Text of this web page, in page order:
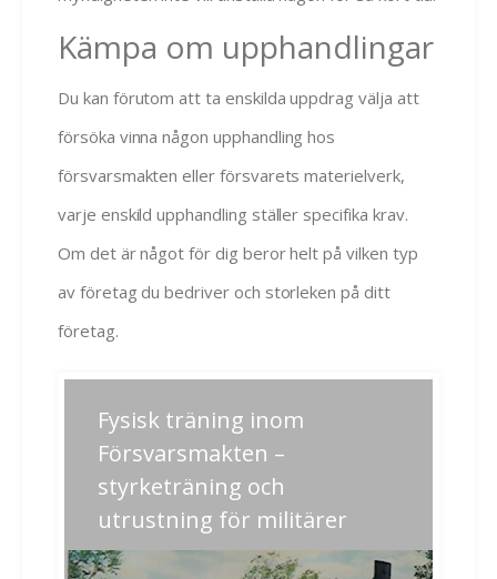
Kämpa om upphandlingar
Du kan förutom att ta enskilda uppdrag välja att
försöka vinna någon upphandling hos
försvarsmakten eller försvarets materielverk,
varje enskild upphandling ställer specifika krav.
Om det är något för dig beror helt på vilken typ
av företag du bedriver och storleken på ditt
företag.
Inläggsnavigering
Previous
Fysisk träning inom
Försvarsmakten –
styrketräning och
utrustning för militärer